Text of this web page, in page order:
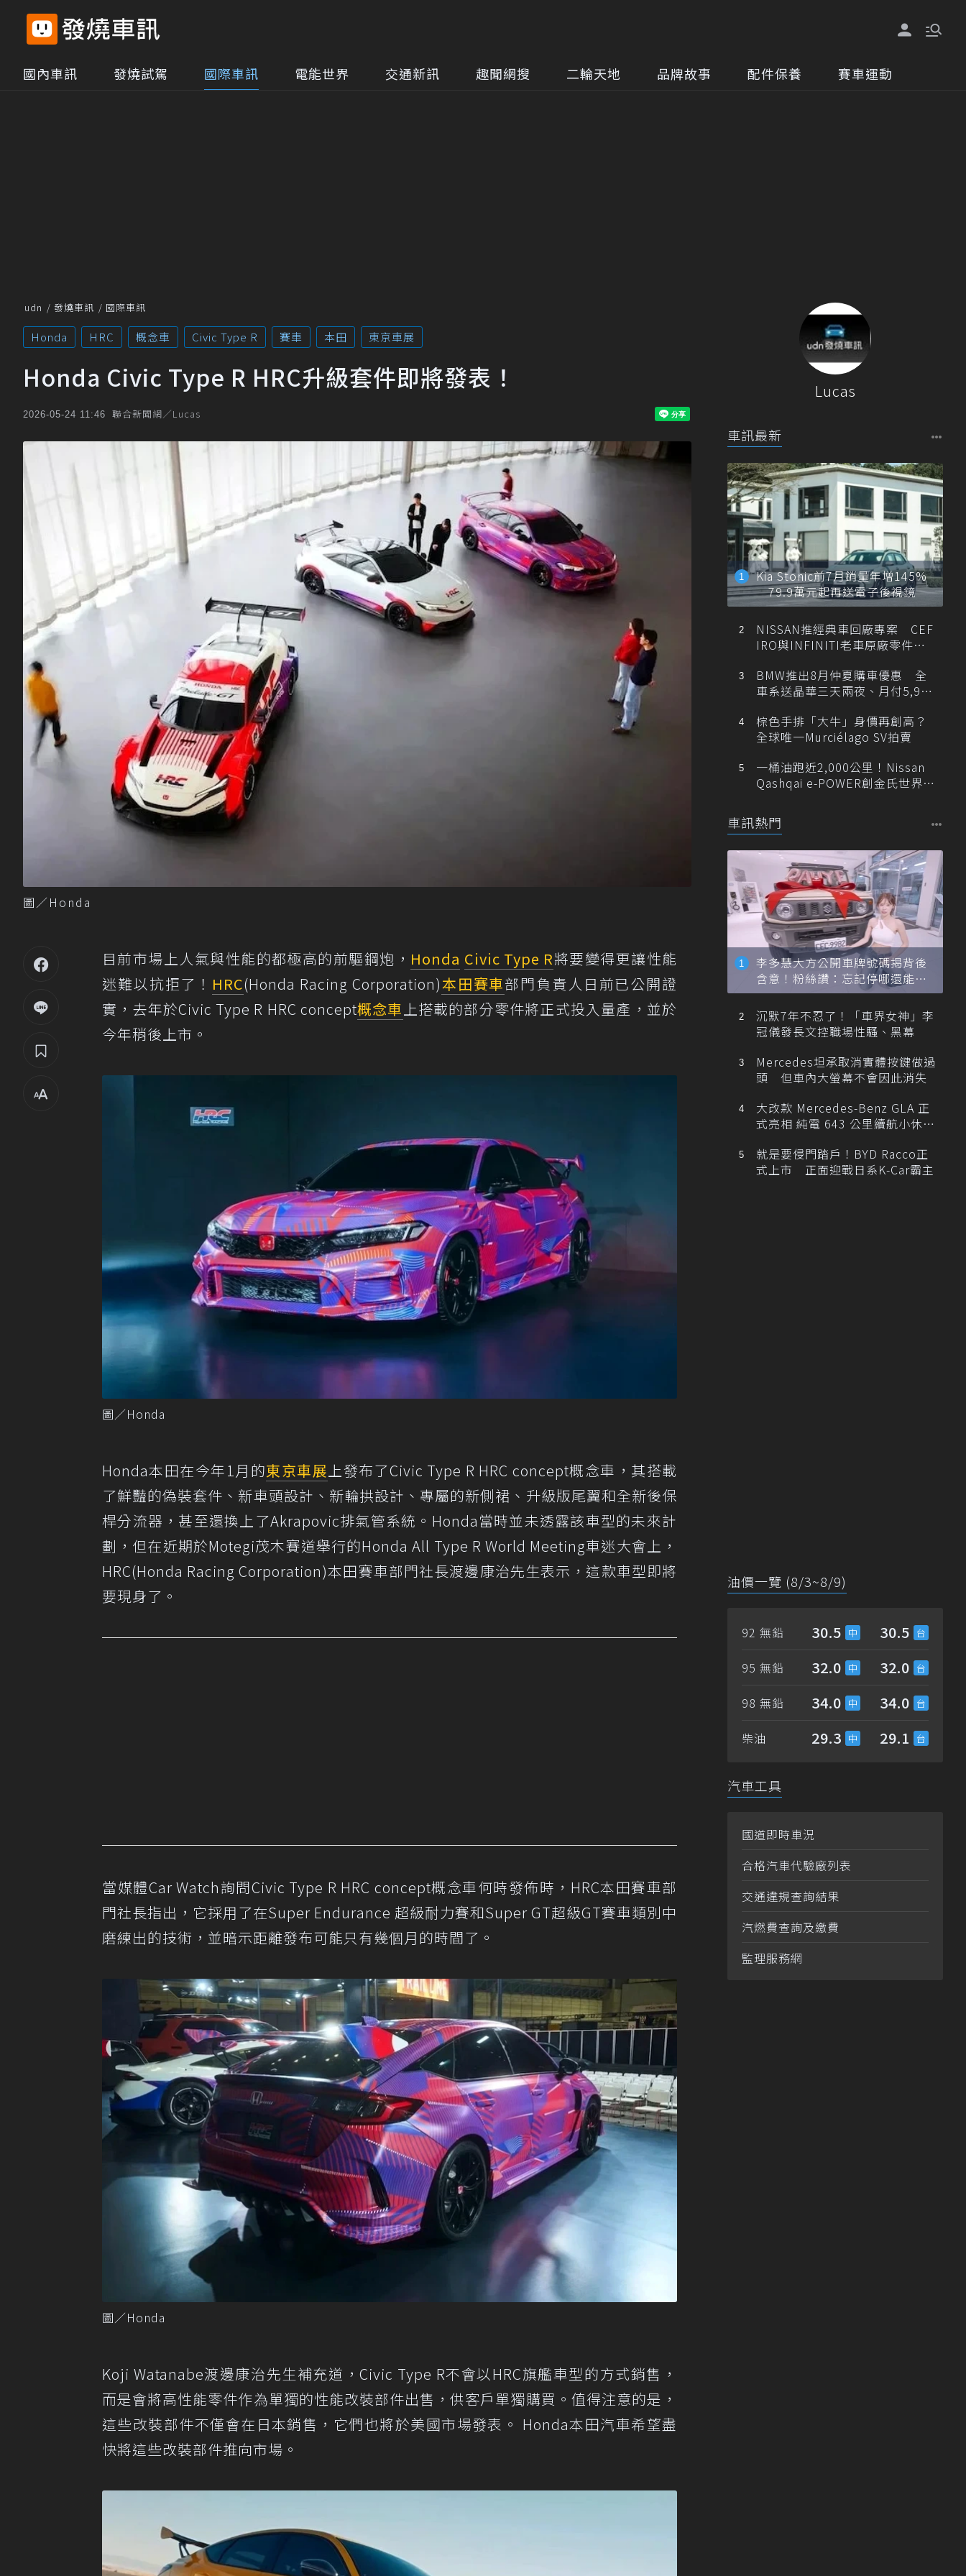
國內車訊 發燒試駕 國際車訊 電能世界 交通新訊 趣聞網搜 二輪天地 品牌故事 配件保養 賽車運動
udn 發燒車訊 國際車訊
Honda HRC 概念車 Civic Type R 賽車 本田 東京車展
Honda Civic Type R HRC升級套件即將發表！
2026-05-24 11:46 聯合新聞網／Lucas
圖／Honda
目前市場上人氣與性能的都極高的前驅鋼炮， Honda Civic Type R將要變得更讓性能
迷難以抗拒了！ HRC(Honda Racing Corporation)本田賽車部門負責人日前已公開證
實，去年於Civic Type R HRC concept概念車上搭載的部分零件將正式投入量產，並於
今年稍後上市。
圖／Honda
Honda本田在今年1月的東京車展上發布了Civic Type R HRC concept概念車，其搭載
了鮮豔的偽裝套件、新車頭設計、新輪拱設計、專屬的新側裙、升級版尾翼和全新後保
桿分流器，甚至還換上了Akrapovic排氣管系統。Honda當時並未透露該車型的未來計
劃，但在近期於Motegi茂木賽道舉行的Honda All Type R World Meeting車迷大會上，
HRC(Honda Racing Corporation)本田賽車部門社長渡邊康治先生表示，這款車型即將
要現身了。
當媒體Car Watch詢問Civic Type R HRC concept概念車何時發佈時，HRC本田賽車部
門社長指出，它採用了在Super Endurance 超級耐力賽和Super GT超級GT賽車類別中
磨練出的技術，並暗示距離發布可能只有幾個月的時間了。
圖／Honda
Koji Watanabe渡邊康治先生補充道，Civic Type R不會以HRC旗艦車型的方式銷售，
而是會將高性能零件作為單獨的性能改裝部件出售，供客戶單獨購買。值得注意的是，
這些改裝部件不僅會在日本銷售，它們也將於美國市場發表。 Honda本田汽車希望盡
快將這些改裝部件推向市場。
Lucas
車訊最新
Kia Stonic前7月銷量年增145%
79.9萬元起再送電子後視鏡
NISSAN推經典車回廠專案 CEF
IRO與INFINITI老車原廠零件最
BMW推出8月仲夏購車優惠 全
車系送晶華三天兩夜、月付5,900
棕色手排「大牛」身價再創高？
全球唯一Murciélago SV拍賣
一桶油跑近2,000公里！Nissan
Qashqai e-POWER創金氏世界紀
車訊熱門
李多慧大方公開車牌號碼揭背後
含意！粉絲讚：忘記停哪還能幫
忙找車
沉默7年不忍了！「車界女神」李
冠儀發長文控職場性騷、黑幕
Mercedes坦承取消實體按鍵做過
頭 但車內大螢幕不會因此消失
大改款 Mercedes-Benz GLA 正
式亮相 純電 643 公里續航小休
就是要侵門踏戶！BYD Racco正
式上市 正面迎戰日系K-Car霸主
油價一覽 (8/3~8/9)
92 無鉛 30.5 30.5
95 無鉛 32.0 32.0
98 無鉛 34.0 34.0
柴油 29.3 29.1
汽車工具
國道即時車況
合格汽車代驗廠列表
交通違規查詢結果
汽燃費查詢及繳費
監理服務網